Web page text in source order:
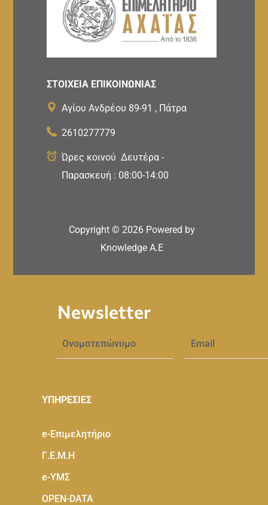
ΣΤΟΙΧΕΙΑ ΕΠΙΚΟΙΝΩΝΙΑΣ
Αγίου Ανδρέου 89-91 , Πάτρα
2610277779
Ώρες κοινού Δευτέρα -
Παρασκευή : 08:00-14:00
Copyright © 2026 Powered by
Knowledge A.E
Newsletter
ΥΠΗΡΕΣΙΕΣ
e-Eπιμελητήριο
Γ.Ε.Μ.Η
e-ΥΜΣ
OPEN-DATA